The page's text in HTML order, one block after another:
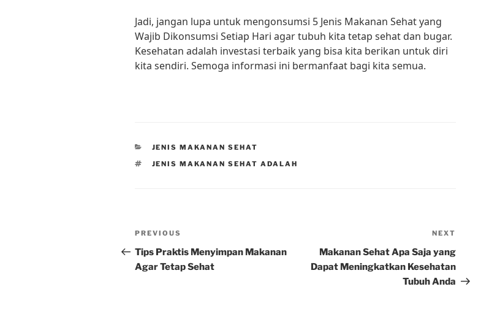
Jadi, jangan lupa untuk mengonsumsi 5 Jenis Makanan Sehat yang
Wajib Dikonsumsi Setiap Hari agar tubuh kita tetap sehat dan bugar.
Kesehatan adalah investasi terbaik yang bisa kita berikan untuk diri
kita sendiri. Semoga informasi ini bermanfaat bagi kita semua.
CATEGORIES
JENIS MAKANAN SEHAT
TAGS
JENIS MAKANAN SEHAT ADALAH
Post
navigation
Previous
Post
PREVIOUS
Tips Praktis Menyimpan Makanan
Agar Tetap Sehat
Post
NEXT
Makanan Sehat Apa Saja yang
Dapat Meningkatkan Kesehatan
Tubuh Anda